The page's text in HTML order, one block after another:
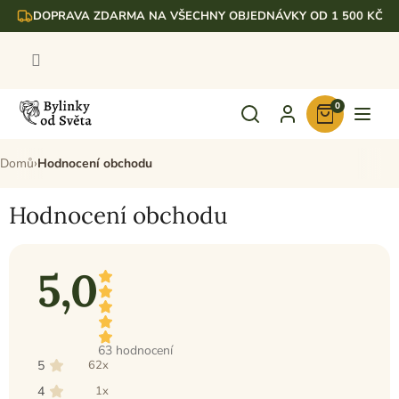
Přejít DOPRAVA ZDARMA NA VŠECHNY OBJEDNÁVKY OD 1 500 KČ
Nákupní
košík
0
Domů Hodnocení obchodu
Hodnocení obchodu
5,0
Průměrné
hodnocení
obchodu
je
63 hodnocení
5
62x
4 1x